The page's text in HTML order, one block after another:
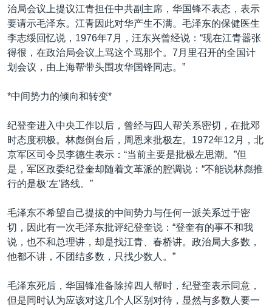
治局会议上提议江青担任中共副主席，华国锋不表态，表示
要请示毛泽东。江青因此对华产生不满。毛泽东的保健医生
李志绥回忆说，1976年7月，汪东兴曾经说：“现在江青嚣张
得很，在政治局会议上骂这个骂那个。7月里召开的全国计
划会议，由上海帮带头围攻华国锋同志。”
*中间势力的倾向和转变*
纪登奎进入中央工作以后，曾经与四人帮关系密切，在批邓
时态度积极。林彪倒台后，周恩来批极左。1972年12月，北
京军区司令员李德生表示：“当前主要是批极左思潮。”但
是，军区政委纪登奎却随着文革派的腔调说：“不能说林彪推
行的是极‘左’路线。”
毛泽东不希望自己提拔的中间势力与任何一派关系过于密
切，因此有一次毛泽东批评纪登奎说：“登奎有的事不和我
说，也不和总理讲，却是找江青、春桥讲。政治局大多数，
他都不讲，不团结多数，只找少数人。”
毛泽东死后，华国锋准备除掉四人帮时，纪登奎表示同意，
但是同时认为应该对这几个人区别对待，显然与多数人要一